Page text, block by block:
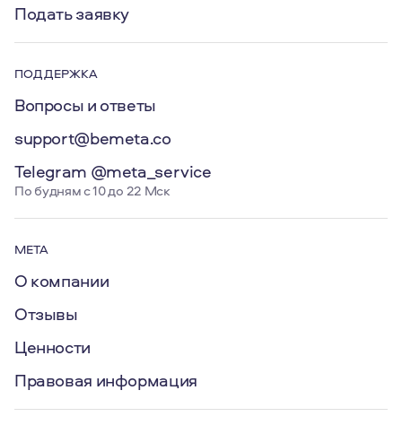
Подать заявку
ПОДДЕРЖКА
Вопросы и ответы
support@bemeta.co
Telegram @meta_service
По будням с 10 до 22 Мск
МЕТА
О компании
Отзывы
Ценности
Правовая информация